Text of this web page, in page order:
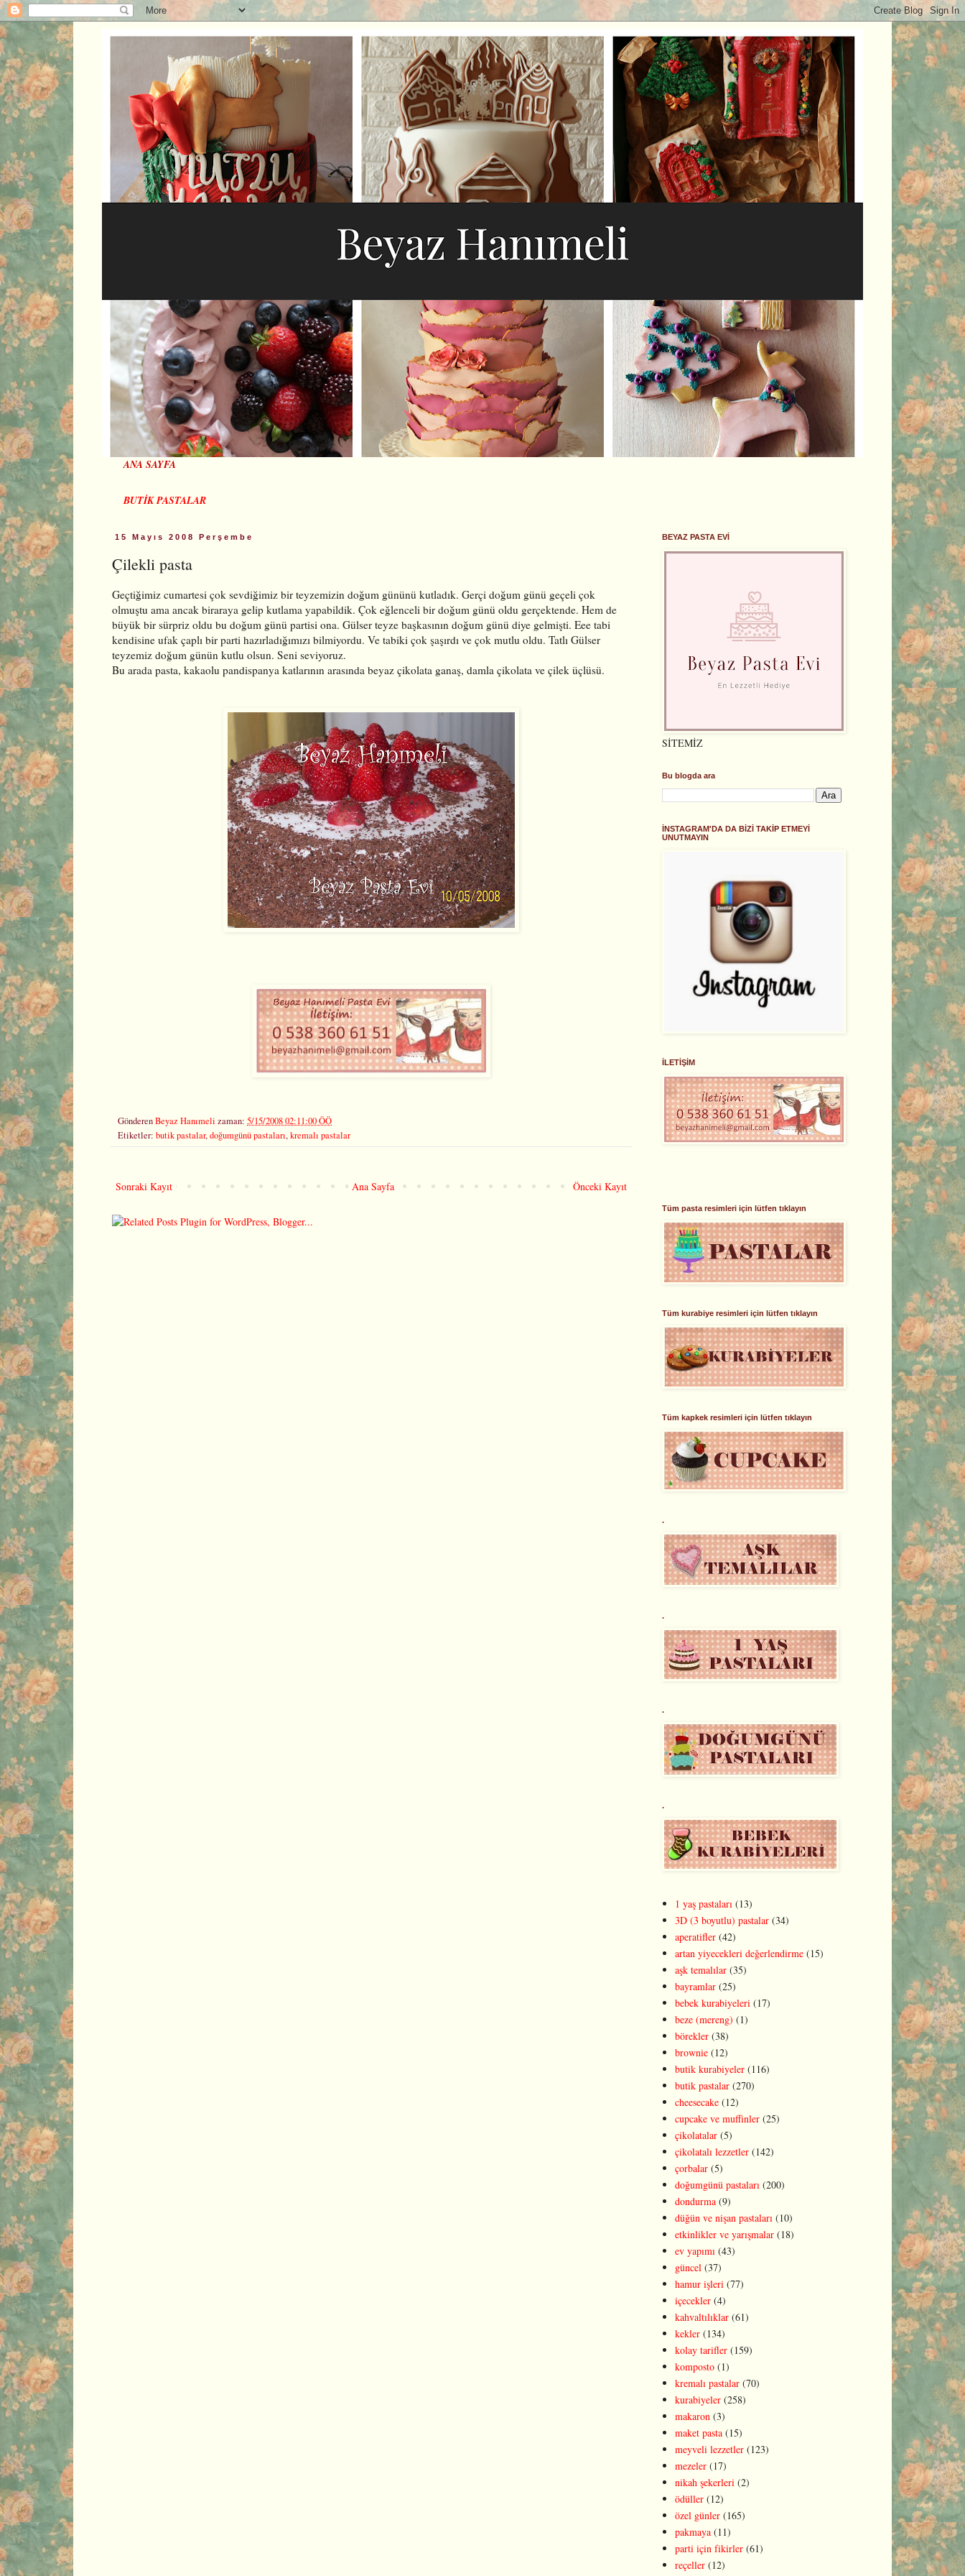
ANA SAYFA
BUTİK PASTALAR
15 Mayıs 2008 Perşembe
Çilekli pasta
Geçtiğimiz cumartesi çok sevdiğimiz bir teyzemizin doğum gününü kutladık. Gerçi doğum günü geçeli çok
olmuştu ama ancak biraraya gelip kutlama yapabildik. Çok eğlenceli bir doğum günü oldu gerçektende. Hem de
büyük bir sürpriz oldu bu doğum günü partisi ona. Gülser teyze başkasının doğum günü diye gelmişti. Eee tabi
kendisine ufak çaplı bir parti hazırladığımızı bilmiyordu. Ve tabiki çok şaşırdı ve çok mutlu oldu. Tatlı Gülser
teyzemiz doğum günün kutlu olsun. Seni seviyoruz.
Bu arada pasta, kakaolu pandispanya katlarının arasında beyaz çikolata ganaş, damla çikolata ve çilek üçlüsü.
GönderenBeyaz Hanımeli zaman: 5/15/2008 02:11:00 ÖÖ
Etiketler: butik pastalar,doğumgünü pastaları,kremalı pastalar
Sonraki Kayıt Önceki Kayıt
Ana Sayfa
BEYAZ PASTA EVİ
SİTEMİZ
Bu blogda ara
İNSTAGRAM'DA DA BİZİ TAKİP ETMEYİ
UNUTMAYIN
İLETİŞİM
Tüm pasta resimleri için lütfen tıklayın
Tüm kurabiye resimleri için lütfen tıklayın
Tüm kapkek resimleri için lütfen tıklayın
.
.
.
.
1 yaş pastaları (13)
3D (3 boyutlu) pastalar (34)
aperatifler (42)
artan yiyecekleri değerlendirme (15)
aşk temalılar (35)
bayramlar (25)
bebek kurabiyeleri (17)
beze (mereng) (1)
börekler (38)
brownie (12)
butik kurabiyeler (116)
butik pastalar (270)
cheesecake (12)
cupcake ve muffinler (25)
çikolatalar (5)
çikolatalı lezzetler (142)
çorbalar (5)
doğumgünü pastaları (200)
dondurma (9)
düğün ve nişan pastaları (10)
etkinlikler ve yarışmalar (18)
ev yapımı (43)
güncel (37)
hamur işleri (77)
içecekler (4)
kahvaltılıklar (61)
kekler (134)
kolay tarifler (159)
komposto (1)
kremalı pastalar (70)
kurabiyeler (258)
makaron (3)
maket pasta (15)
meyveli lezzetler (123)
mezeler (17)
nikah şekerleri (2)
ödüller (12)
özel günler (165)
pakmaya (11)
parti için fikirler (61)
reçeller (12)